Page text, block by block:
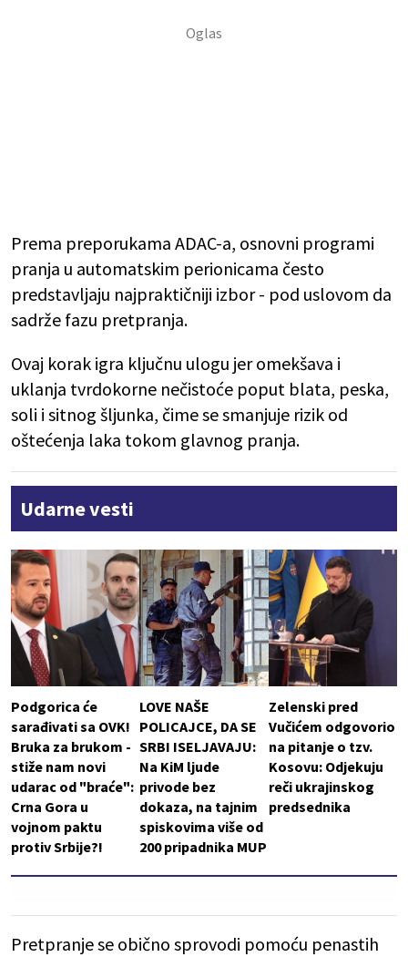
Prema preporukama ADAC-a, osnovni programi
pranja u automatskim perionicama često
predstavljaju najpraktičniji izbor - pod uslovom da
sadrže fazu pretpranja.
Ovaj korak igra ključnu ulogu jer omekšava i
uklanja tvrdokorne nečistoće poput blata, peska,
soli i sitnog šljunka, čime se smanjuje rizik od
oštećenja laka tokom glavnog pranja.
Udarne vesti
Podgorica će
sarađivati sa OVK!
Bruka za brukom -
stiže nam novi
udarac od "braće":
Crna Gora u
vojnom paktu
protiv Srbije?!
LOVE NAŠE
POLICAJCE, DA SE
SRBI ISELJAVAJU:
Na KiM ljude
privode bez
dokaza, na tajnim
spiskovima više od
200 pripadnika MUP
Zelenski pred
Vučićem odgovorio
na pitanje o tzv.
Kosovu: Odjekuju
reči ukrajinskog
predsednika
Pretpranje se obično sprovodi pomoću penastih